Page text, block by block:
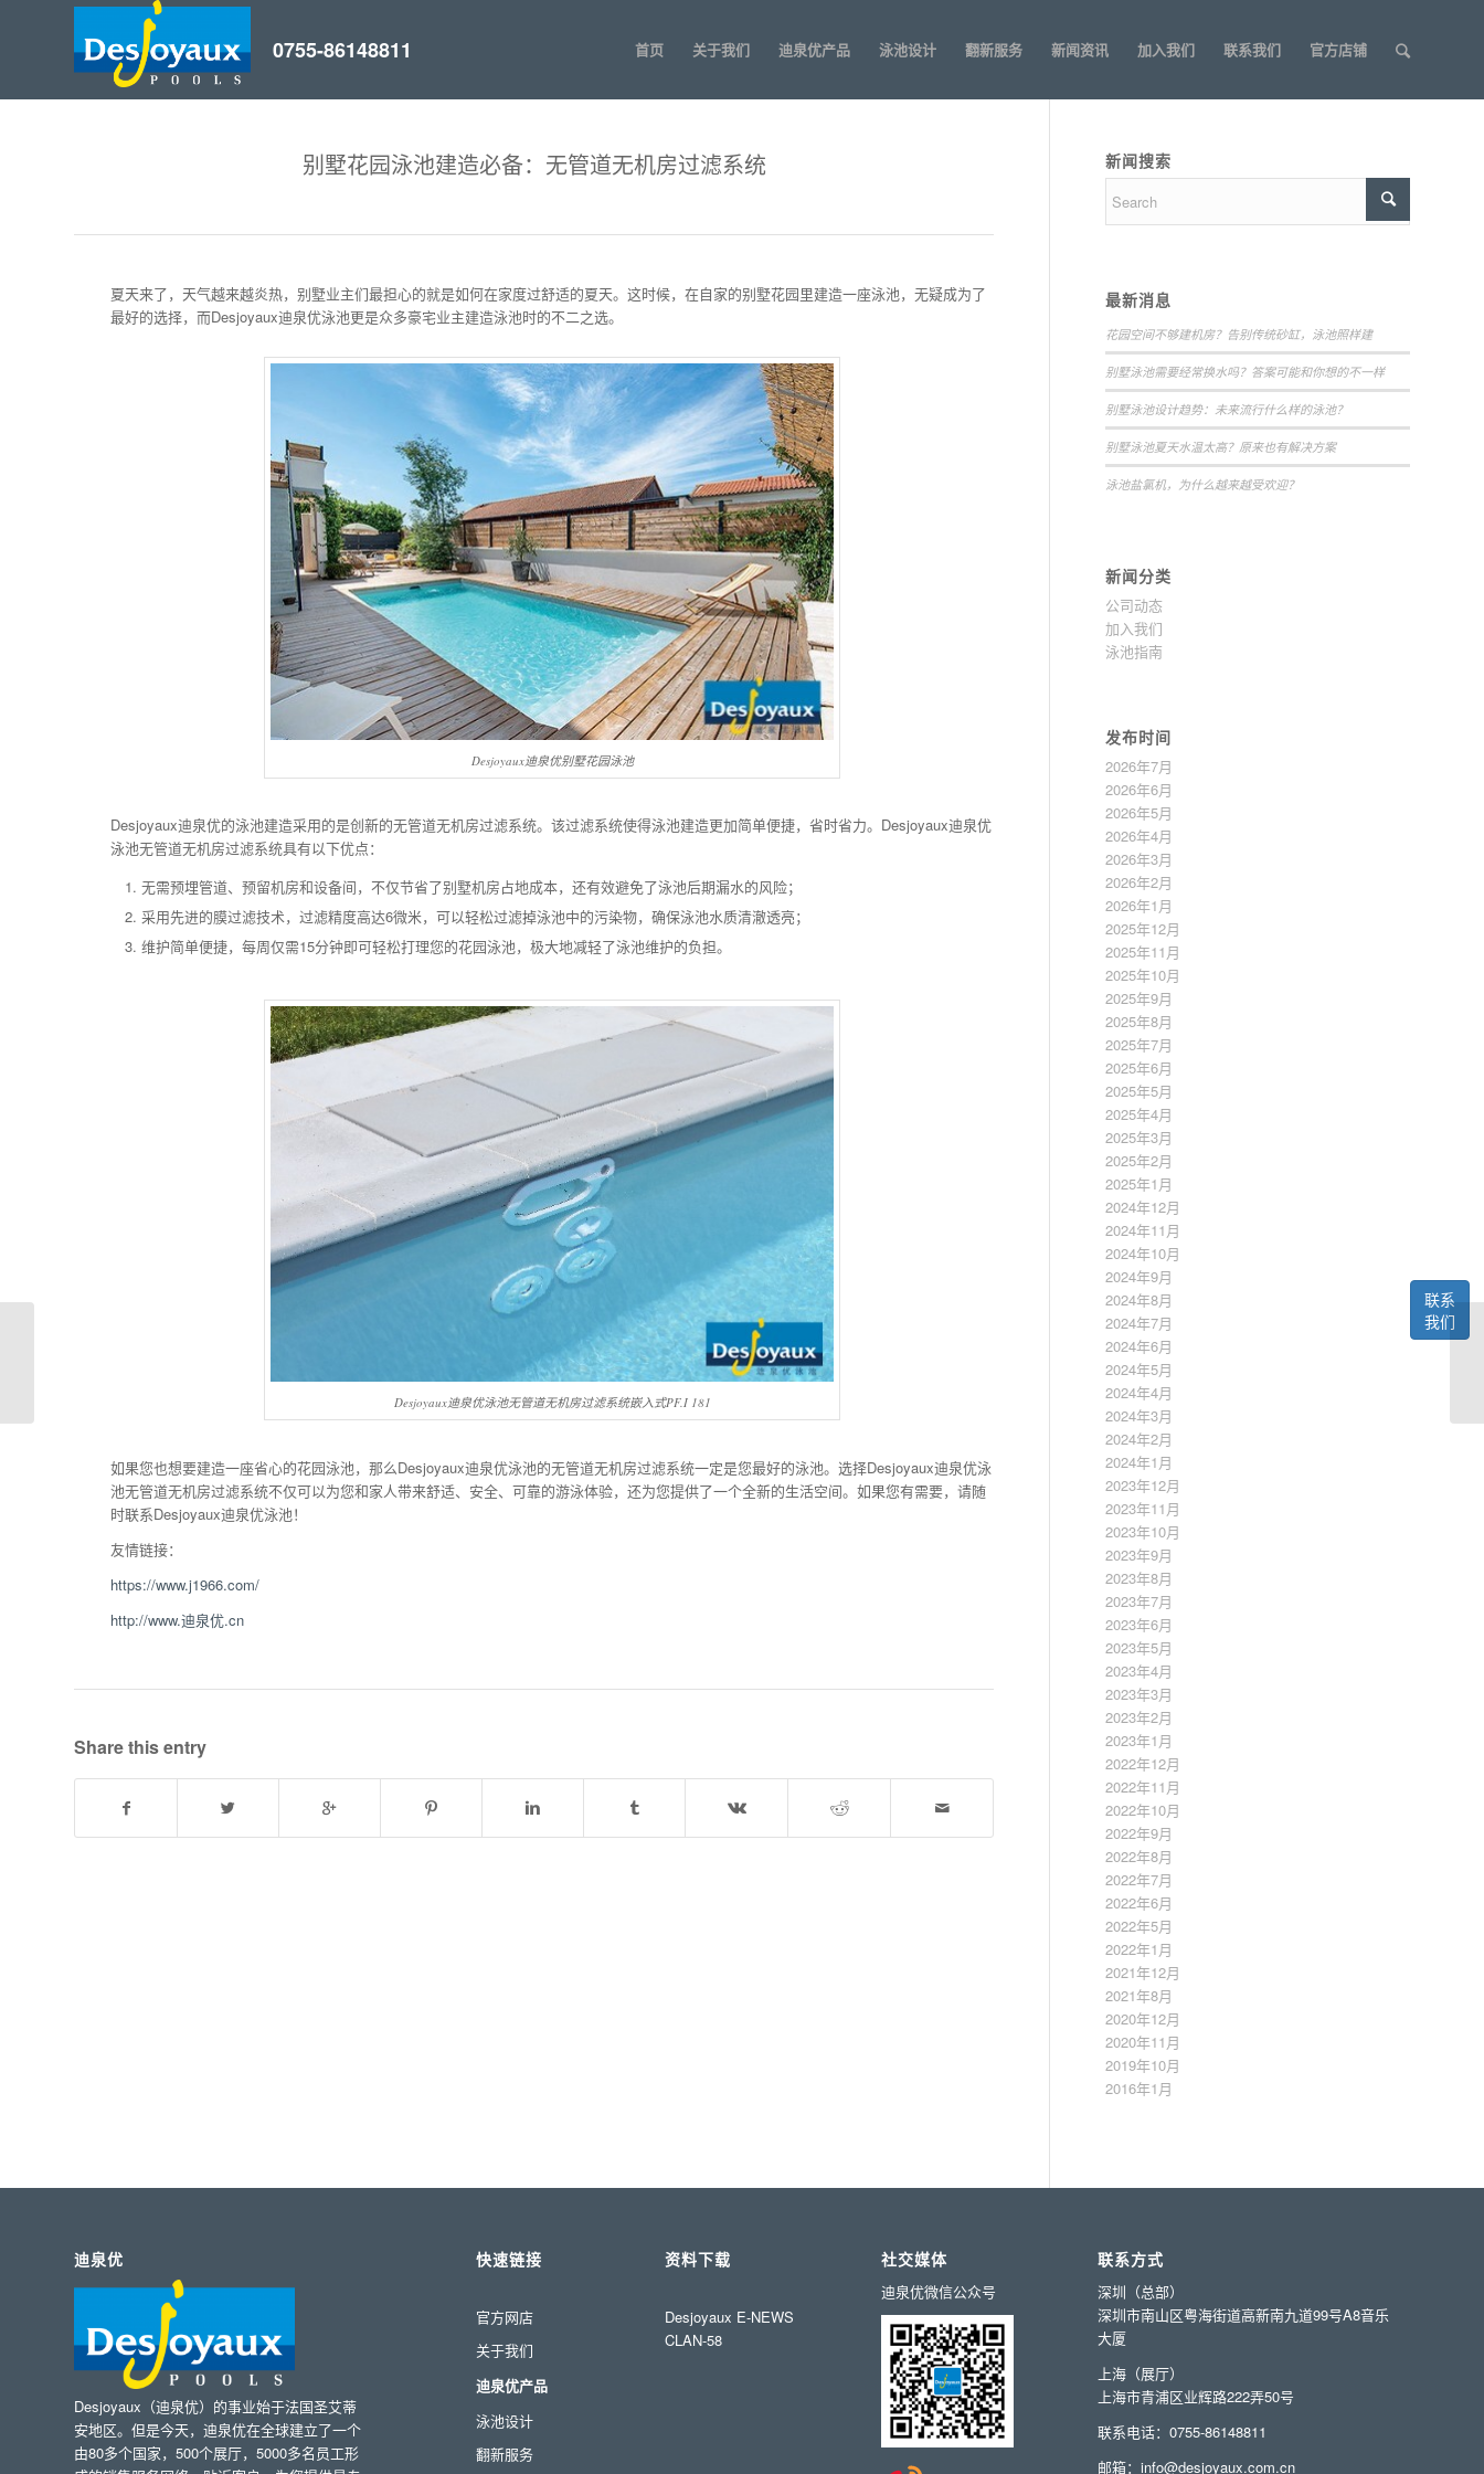
联系
我们
首页 关于我们 迪泉优产品 泳池设计 翻新服务 新闻资讯 加入我们 联系我们 官方店铺
别墅花园泳池建造必备：无管道无机房过滤系统
夏天来了，天气越来越炎热，别墅业主们最担心的就是如何在家度过舒适的夏天。这时候，在自家的别墅花园里建造一座泳池，无疑成为了
最好的选择，而Desjoyaux迪泉优泳池更是众多豪宅业主建造泳池时的不二之选。
Desjoyaux迪泉优别墅花园泳池
Desjoyaux迪泉优的泳池建造采用的是创新的无管道无机房过滤系统。该过滤系统使得泳池建造更加简单便捷，省时省力。Desjoyaux迪泉优
泳池无管道无机房过滤系统具有以下优点：
无需预埋管道、预留机房和设备间，不仅节省了别墅机房占地成本，还有效避免了泳池后期漏水的风险；
采用先进的膜过滤技术，过滤精度高达6微米，可以轻松过滤掉泳池中的污染物，确保泳池水质清澈透亮；
维护简单便捷，每周仅需15分钟即可轻松打理您的花园泳池，极大地减轻了泳池维护的负担。
Desjoyaux迪泉优泳池无管道无机房过滤系统嵌入式PF.I 181
如果您也想要建造一座省心的花园泳池，那么Desjoyaux迪泉优泳池的无管道无机房过滤系统一定是您最好的泳池。选择Desjoyaux迪泉优泳
池无管道无机房过滤系统不仅可以为您和家人带来舒适、安全、可靠的游泳体验，还为您提供了一个全新的生活空间。如果您有需要，请随
时联系Desjoyaux迪泉优泳池！
友情链接：
https://www.j1966.com/
http://www.迪泉优.cn
Share this entry
新闻搜索
最新消息
花园空间不够建机房？告别传统砂缸，泳池照样建
别墅泳池需要经常换水吗？答案可能和你想的不一样
别墅泳池设计趋势：未来流行什么样的泳池？
别墅泳池夏天水温太高？原来也有解决方案
泳池盐氯机，为什么越来越受欢迎？
新闻分类
公司动态
加入我们
泳池指南
发布时间
2026年7月
2026年6月
2026年5月
2026年4月
2026年3月
2026年2月
2026年1月
2025年12月
2025年11月
2025年10月
2025年9月
2025年8月
2025年7月
2025年6月
2025年5月
2025年4月
2025年3月
2025年2月
2025年1月
2024年12月
2024年11月
2024年10月
2024年9月
2024年8月
2024年7月
2024年6月
2024年5月
2024年4月
2024年3月
2024年2月
2024年1月
2023年12月
2023年11月
2023年10月
2023年9月
2023年8月
2023年7月
2023年6月
2023年5月
2023年4月
2023年3月
2023年2月
2023年1月
2022年12月
2022年11月
2022年10月
2022年9月
2022年8月
2022年7月
2022年6月
2022年5月
2022年1月
2021年12月
2021年8月
2020年12月
2020年11月
2019年10月
2016年1月
迪泉优
Desjoyaux（迪泉优）的事业始于法国圣艾蒂
安地区。但是今天，迪泉优在全球建立了一个
由80多个国家，500个展厅，5000多名员工形
快速链接
官方网店
关于我们
迪泉优产品
泳池设计
翻新服务
资料下载
Desjoyaux E-NEWS
CLAN-58
社交媒体
迪泉优微信公众号
联系方式
深圳（总部）
深圳市南山区粤海街道高新南九道99号A8音乐
大厦
上海（展厅）
上海市青浦区业辉路222弄50号
联系电话：0755-86148811
邮箱：info@desjoyaux.com.cn